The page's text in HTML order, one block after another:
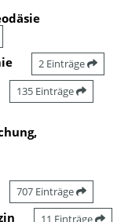
2 Einträge
135 Einträge
707 Einträge
11 Einträge